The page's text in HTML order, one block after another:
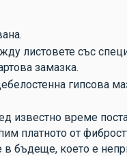
листовете със
замазка.
гипсова
известно време
платното от
в бъдеще, което е